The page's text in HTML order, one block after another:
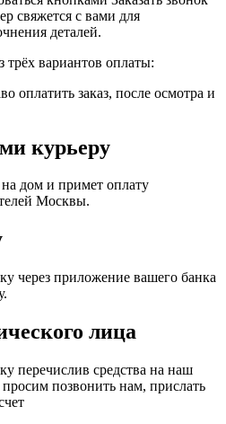
свяжется с вами для
деталей.
вариантов оплаты:
оплатить заказ, после осмотра и
курьеру
дом и примет оплату
Москвы.
через приложение вашего банка
лица
перечислив средства на наш
позвонить нам, прислать